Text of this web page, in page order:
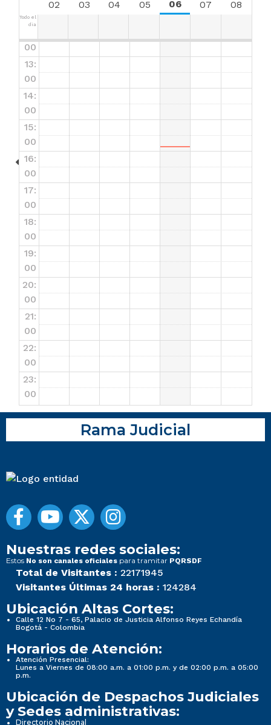
02 03 04 05 06 07 08
Todo el
dia
0
00
13:
00
14:
00
15:
00
16:
00
17:
00
18:
00
19:
00
20:
00
21:
00
22:
00
23:
00
Rama Judicial
Nuestras redes sociales:
Estos No son canales oficiales para tramitar PQRSDF
Total de Visitantes : 22171945
Visitantes Últimas 24 horas : 124284
Ubicación Altas Cortes:
Calle 12 No 7 - 65, Palacio de Justicia Alfonso Reyes Echandía
Bogotá - Colombia
Horarios de Atención:
Atención Presencial:
Lunes a Viernes de 08:00 a.m. a 01:00 p.m. y de 02:00 p.m. a 05:00
p.m.
Ubicación de Despachos Judiciales
y Sedes administrativas:
Directorio Nacional